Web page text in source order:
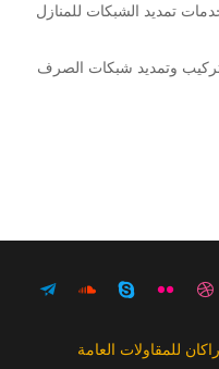
تمديد الشبكات للمنازل
وتمديد شبكات الصرف
للمقاولات العامة